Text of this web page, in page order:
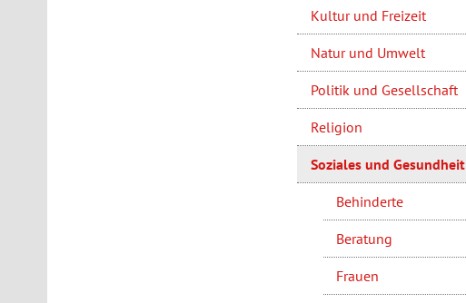
Kultur und Freizeit
Natur und Umwelt
Politik und Gesellschaft
Religion
Soziales und Gesundheit
Behinderte
Beratung
Frauen